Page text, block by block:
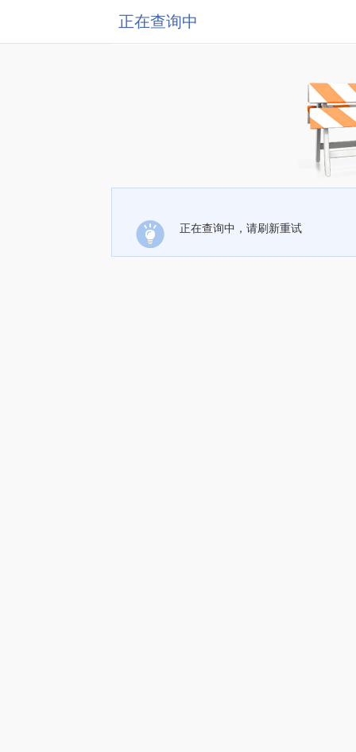
正在查询中
正在查询中，请刷新重试